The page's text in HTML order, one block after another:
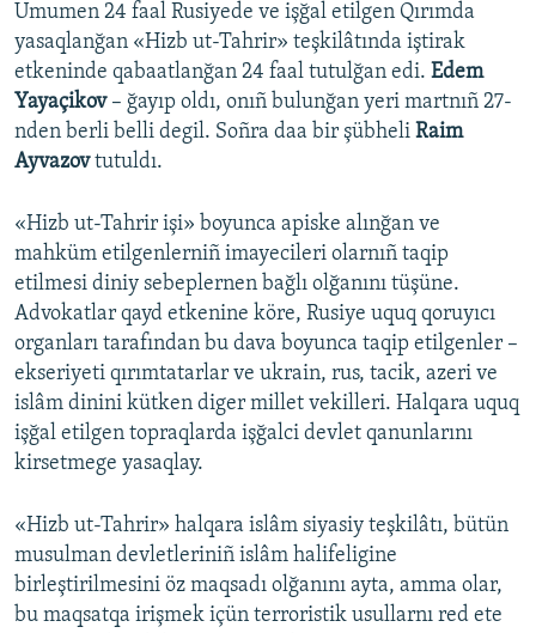
Umumen 24 faal Rusiyede ve işğal etilgen Qırımda
yasaqlanğan «Hizb ut-Tahrir» teşkilâtında iştirak
etkeninde qabaatlanğan 24 faal tutulğan edi. Edem
Yayaçikov– ğayıp oldı, onıñ bulunğan yeri martnıñ 27-
nden berli belli degil. Soñra daa bir şübheli Raim
Ayvazovtutuldı.
«Hizb ut-Tahrir işi» boyunca apiske alınğan ve
mahküm etilgenlerniñ imayecileri olarnıñ taqip
etilmesi diniy sebeplernen bağlı olğanını tüşüne.
Advokatlar qayd etkenine köre, Rusiye uquq qoruyıcı
organları tarafından bu dava boyunca taqip etilgenler –
ekseriyeti qırımtatarlar ve ukrain, rus, tacik, azeri ve
islâm dinini kütken diger millet vekilleri. Halqara uquq
işğal etilgen topraqlarda işğalci devlet qanunlarını
kirsetmege yasaqlay.
«Hizb ut-Tahrir» halqara islâm siyasiy teşkilâtı, bütün
musulman devletleriniñ islâm halifeligine
birleştirilmesini öz maqsadı olğanını ayta, amma olar,
bu maqsatqa irişmek içün terroristik usullarnı red ete